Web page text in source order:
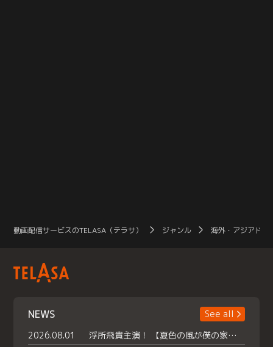
動画配信サービスのTELASA（テラサ） ジャンル 海外・アジアドラ
NEWS
See all
2026.08.01
浮所飛貴主演！ 【夏色の風が僕の家にやってきた】 本日よりテラサで独占配信スタート！